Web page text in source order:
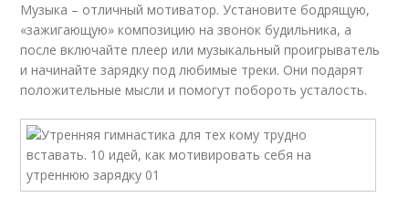
Музыка – отличный мотиватор. Установите бодрящую,
«зажигающую» композицию на звонок будильника, а
после включайте плеер или музыкальный проигрыватель
и начинайте зарядку под любимые треки. Они подарят
положительные мысли и помогут побороть усталость.